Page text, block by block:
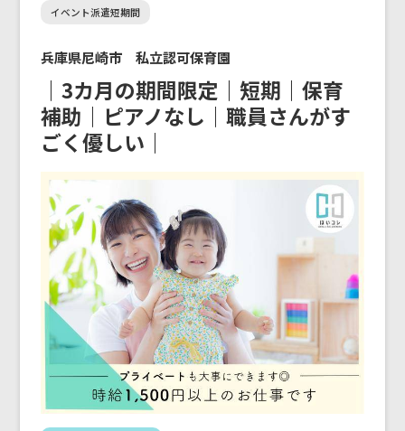
イベント派遣短期間
兵庫県尼崎市 私立認可保育園
｜3カ月の期間限定｜短期｜保育
補助｜ピアノなし｜職員さんがす
ごく優しい｜